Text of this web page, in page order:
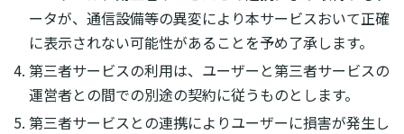
ータが、通信設備等の異変により本サービスおいて正確
に表示されない可能性があることを予め了承します。
第三者サービスの利用は、ユーザーと第三者サービスの
運営者との間での別途の契約に従うものとします。
第三者サービスとの連携によりユーザーに損害が発生し